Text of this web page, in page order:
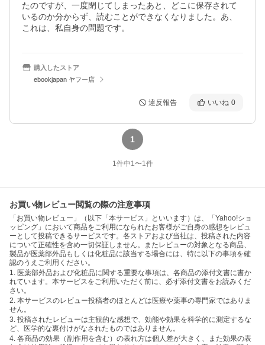
たのですが、一度閉じてしまったあと、どこに保存されて
いるのか分からず、読むことができなくなりました。あ、
これは、私自身の問題です。
購入したストア
ebookjapan ヤフー店
違反報告 いいね 0
1
1件中1〜1件
お買い物レビュー閲覧の際の注意事項
「お買い物レビュー」（以下「本サービス」といいます）は、「Yahoo!ショ
ッピング」において商品をご利用になられたお客様がご自身の感想をレビュ
ーとして投稿できるサービスです。各ストアおよび当社は、投稿された内容
について正確性を含め一切保証しません。またレビューの対象となる商品、
製品が医薬部外品もしくは化粧品に該当する場合には、特に以下の事項を確
認のうえご利用ください。
1. 医薬部外品および化粧品に関する重要な事項は、各商品の添付文書に書か
れています。本サービスをご利用いただく前に、必ず添付文書をお読みくだ
さい。
2. 本サービスのレビュー投稿者のほとんどは医療や薬事の専門家ではありま
せん。
3. 投稿されたレビューは主観的な感想で、効能や効果を科学的に測定するな
ど、医学的な裏付けがなされたものではありません。
4. 各商品の効果（副作用を含む）の表れ方は個人差が大きく、また効果の表